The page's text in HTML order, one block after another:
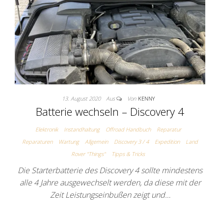
13. August 2020 Aus Von KENNY
Batterie wechseln – Discovery 4
Elektronik Instandhaltung Offroad Handbuch
Reparatur
Reparaturen
Wartung Allgemein Discovery 3 / 4 Expedition
Land
Rover "Things"
Tipps & Tricks
Die Starterbatterie des Discovery 4 sollte mindestens
alle 4 Jahre ausgewechselt werden, da diese mit der
Zeit Leistungseinbußen zeigt und…